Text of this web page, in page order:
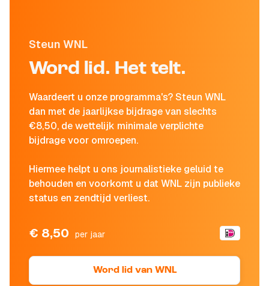
Steun WNL
Word lid. Het telt.
Waardeert u onze programma's? Steun WNL
dan met de jaarlijkse bijdrage van slechts
€8,50, de wettelijk minimale verplichte
bijdrage voor omroepen.
Hiermee helpt u ons journalistieke geluid te
behouden en voorkomt u dat WNL zijn publieke
status en zendtijd verliest.
€ 8,50 per jaar
Word lid van WNL